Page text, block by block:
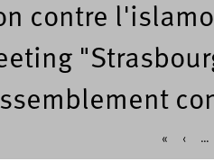
contre
« ‹ …